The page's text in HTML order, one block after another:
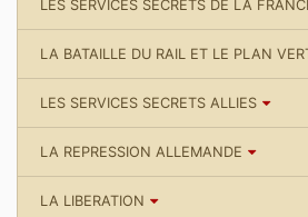
LES SERVICES SECRETS DE LA
LA BATAILLE DU RAIL ET LE PLAN
LES SERVICES SECRETS ALLIES
LA REPRESSION ALLEMANDE
LA LIBERATION